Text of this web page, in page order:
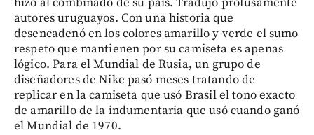
autores uruguayos. Con una historia que
desencadenó en los colores amarillo y verde el sumo
respeto que mantienen por su camiseta es apenas
lógico. Para el Mundial de Rusia, un grupo de
diseñadores de Nike pasó meses tratando de
replicar en la camiseta que usó Brasil el tono exacto
de amarillo de la indumentaria que usó cuando ganó
el Mundial de 1970.